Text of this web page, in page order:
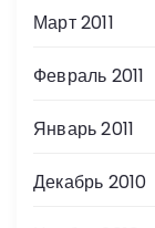
Март 2011
Февраль 2011
Январь 2011
Декабрь 2010